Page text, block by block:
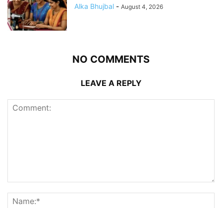
Alka Bhujbal - August 4, 2026
NO COMMENTS
LEAVE A REPLY